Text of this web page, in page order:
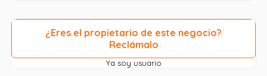
¿Eres el propietario de este negocio?
Reclámalo
Ya soy usuario